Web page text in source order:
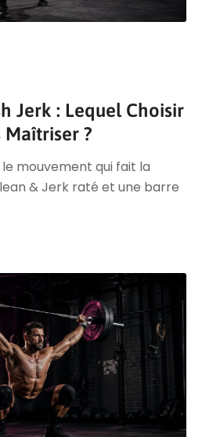
Jerk : Lequel Choisir
Maîtriser ?
le mouvement qui fait la
& Jerk raté et une barre